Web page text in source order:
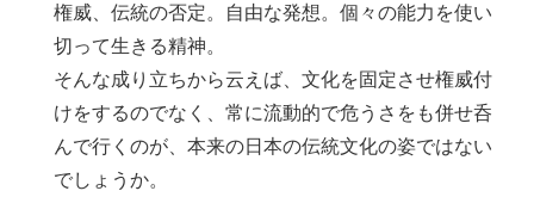
権威、伝統の否定。自由な発想。個々の能力を使い
切って生きる精神。
そんな成り立ちから云えば、文化を固定させ権威付
けをするのでなく、常に流動的で危うさをも併せ呑
んで行くのが、本来の日本の伝統文化の姿ではない
でしょうか。